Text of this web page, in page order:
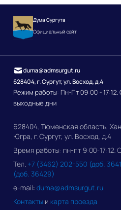
Дума Сургута
Официальный сайт
628404, г. Сургут, ул. Восход, д.4
Режим работы: Пн-Пт 09:00 - 17:12.
выходные дни
duma@admsurgut.ru
628404, Тюменская область,
Югра, г. Сургут, ул. Восход, д.4
Время работы: пн-пт 9:00-17:12.
Тел. +7 (3462) 202-550 (доб.
(доб. 36429)
e-mail: duma@admsurgut.ru
Контакты и карта проезда